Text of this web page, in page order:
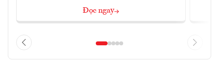
Đọc ngay